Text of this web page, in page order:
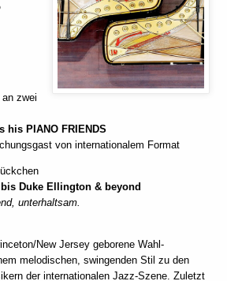
zwei
his PIANO FRIENDS
von internationalem Format
Duke Ellington & beyond
unterhaltsam.
New Jersey geborene Wahl-
melodischen, swingenden Stil zu den
der internationalen Jazz-Szene. Zuletzt